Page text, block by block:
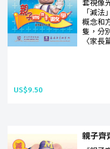
套視像
「減
概念和
隻，分
〈家長
US$9.50
親子齊